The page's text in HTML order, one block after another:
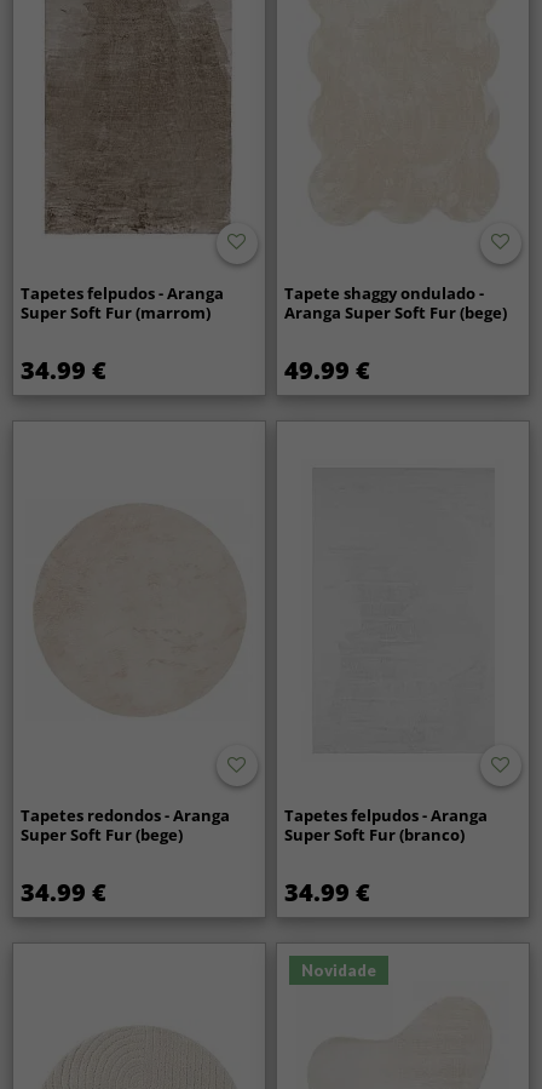
Tapetes felpudos - Aranga
Super Soft Fur (marrom)
34.99 €
Tapete shaggy ondulado -
Aranga Super Soft Fur (bege)
49.99 €
Tapetes redondos - Aranga
Super Soft Fur (bege)
34.99 €
Tapetes felpudos - Aranga
Super Soft Fur (branco)
34.99 €
Novidade